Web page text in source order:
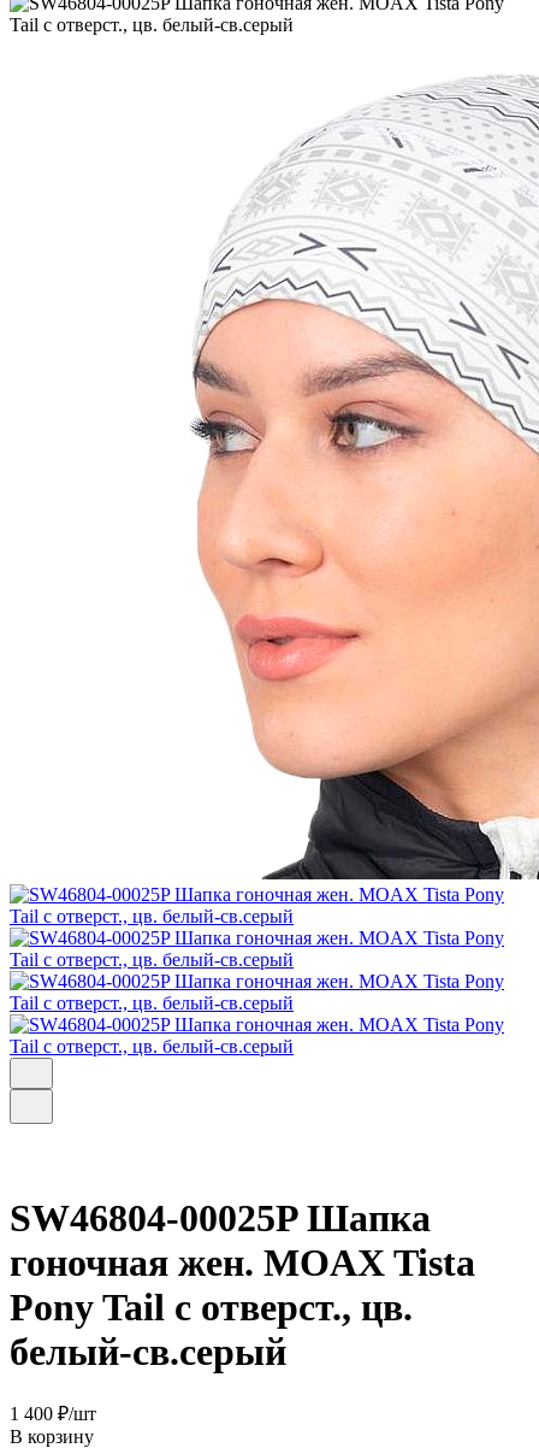
SW46804-00025P Шапка
гоночная жен. MOAX Tista
Pony Tail с отверст., цв.
белый-св.серый
1 400 ₽/шт
В корзину